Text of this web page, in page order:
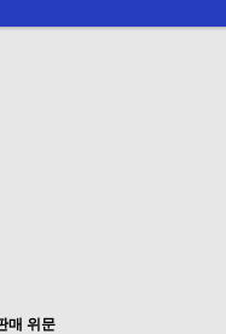
매 위문